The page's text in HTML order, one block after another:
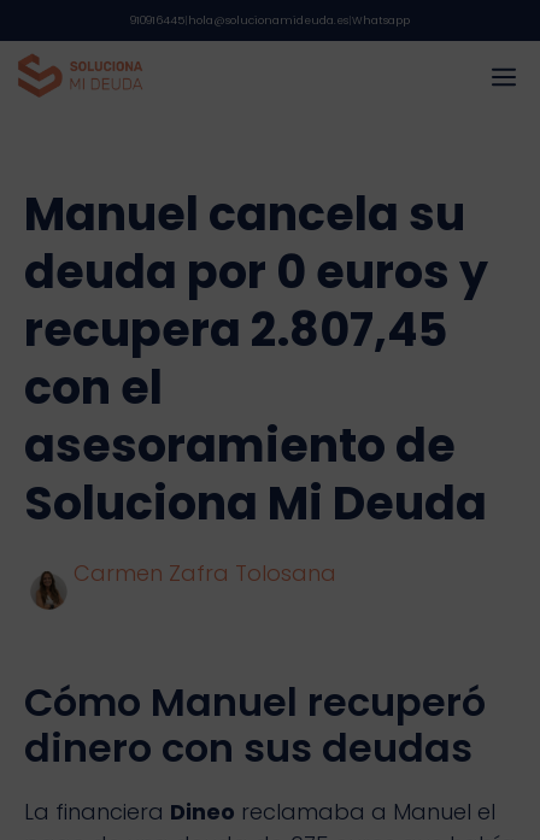
al
contenido
910916445|hola@solucionamideuda.es|Whatsapp
Manuel cancela su
deuda por 0 euros y
recupera 2.807,45
con el
asesoramiento de
Soluciona Mi Deuda
Carmen Zafra Tolosana
Cómo Manuel recuperó
dinero con sus deudas
La financiera Dineo reclamaba a Manuel el